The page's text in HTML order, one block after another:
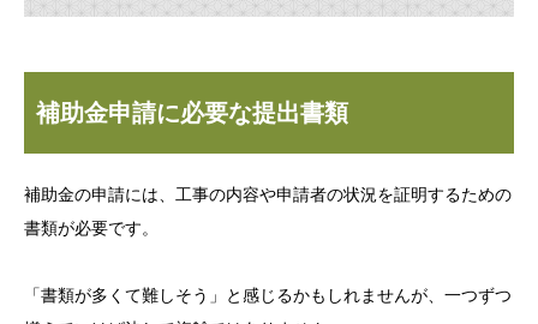
補助金申請に必要な提出書類
補助金の申請には、工事の内容や申請者の状況を証明するための
書類が必要です。
「書類が多くて難しそう」と感じるかもしれませんが、一つずつ